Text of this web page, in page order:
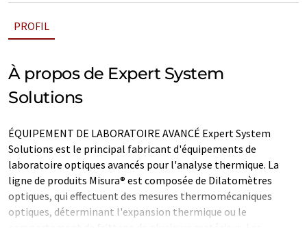
PROFIL
À propos de Expert System
Solutions
ÉQUIPEMENT DE LABORATOIRE AVANCÉ Expert System
Solutions est le principal fabricant d'équipements de
laboratoire optiques avancés pour l'analyse thermique. La
ligne de produits Misura® est composée de Dilatomètres
optiques, qui effectuent des mesures thermomécaniques
optiques, déterminant l'expansion thermique ou le